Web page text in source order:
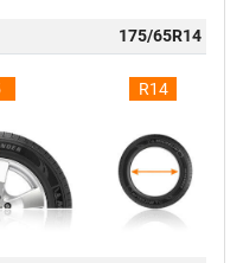
175/65R14
R14